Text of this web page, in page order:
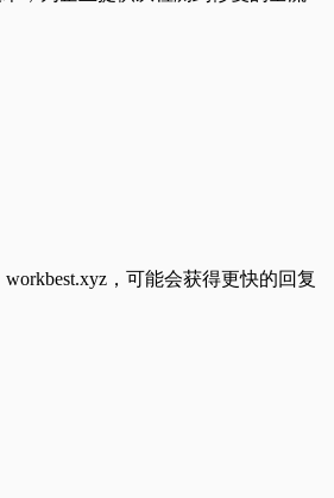
workbest.xyz ，可能会获得更快的回复